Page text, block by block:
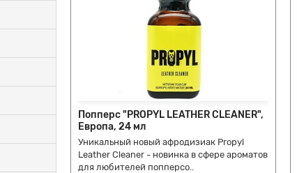
Попперс "PROPYL LEATHER CLEANER",
Европа, 24 мл
Уникальный новый афродизиак Propyl
Leather Cleaner - новинка в сфере ароматов
для любителей попперсо..